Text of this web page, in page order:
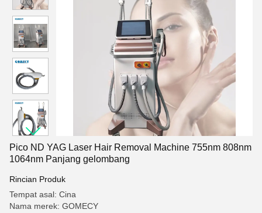
Pico ND YAG Laser Hair Removal Machine 755nm 808nm
1064nm Panjang gelombang
Rincian Produk
Tempat asal: Cina
Nama merek: GOMECY